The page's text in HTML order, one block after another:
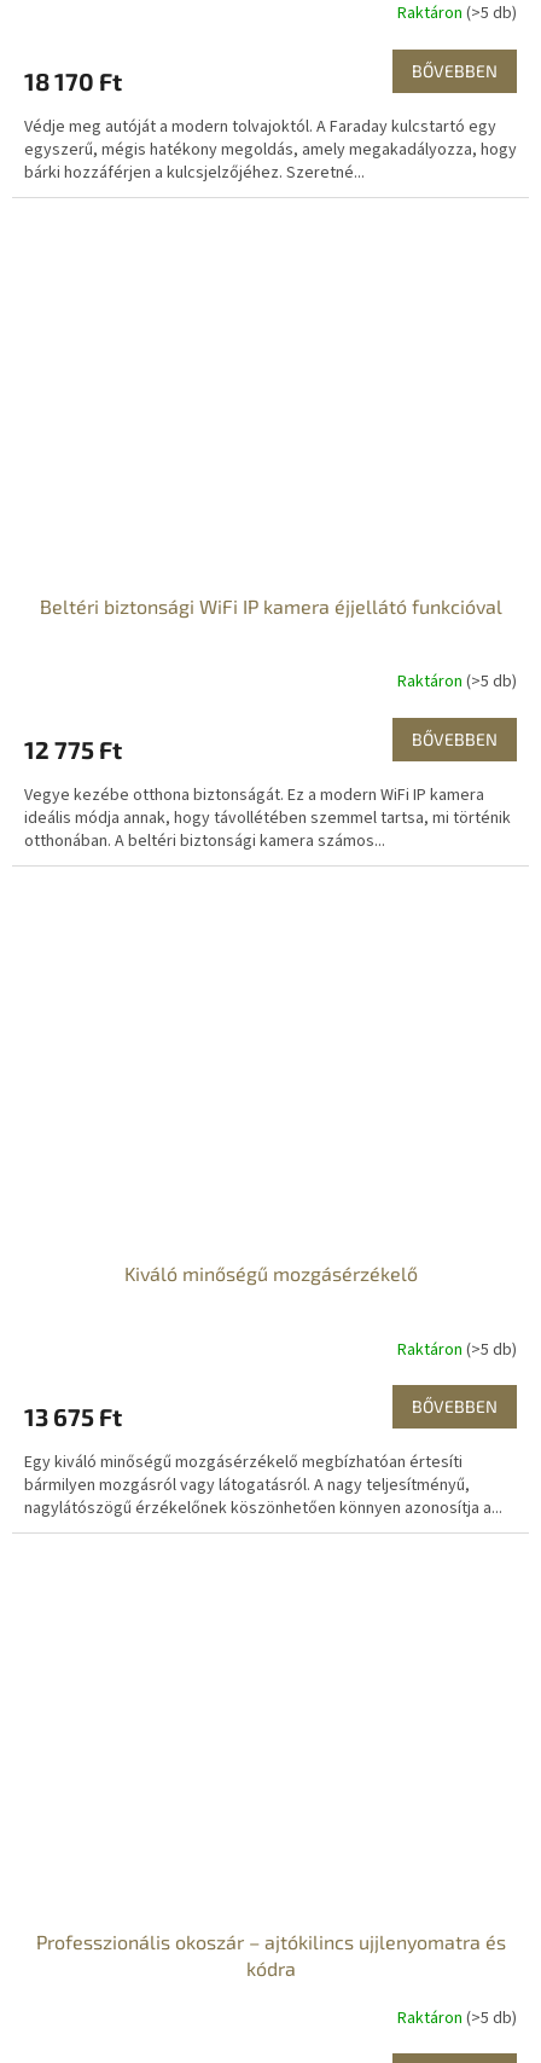
Raktáron (>5 db)
18 170 Ft BŐVEBBEN
Védje meg autóját a modern tolvajoktól. A Faraday kulcstartó egy
egyszerű, mégis hatékony megoldás, amely megakadályozza, hogy
bárki hozzáférjen a kulcsjelzőjéhez. Szeretné...
Beltéri biztonsági WiFi IP kamera éjjellátó funkcióval
Raktáron (>5 db)
12 775 Ft BŐVEBBEN
Vegye kezébe otthona biztonságát. Ez a modern WiFi IP kamera
ideális módja annak, hogy távollétében szemmel tartsa, mi történik
otthonában. A beltéri biztonsági kamera számos...
Kiváló minőségű mozgásérzékelő
Raktáron (>5 db)
13 675 Ft BŐVEBBEN
Egy kiváló minőségű mozgásérzékelő megbízhatóan értesíti
bármilyen mozgásról vagy látogatásról. A nagy teljesítményű,
nagylátószögű érzékelőnek köszönhetően könnyen azonosítja a...
Professzionális okoszár – ajtókilincs ujjlenyomatra és
kódra
Raktáron (>5 db)